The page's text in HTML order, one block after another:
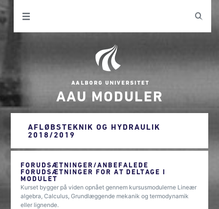
AAU MODULER
AFLØBSTEKNIK OG HYDRAULIK
2018/2019
FORUDSÆTNINGER/ANBEFALEDE
FORUDSÆTNINGER FOR AT DELTAGE I
MODULET
Kurset bygger på viden opnået gennem kursusmodulerne Lineær
algebra, Calculus, Grundlæggende mekanik og termodynamik
eller lignende.